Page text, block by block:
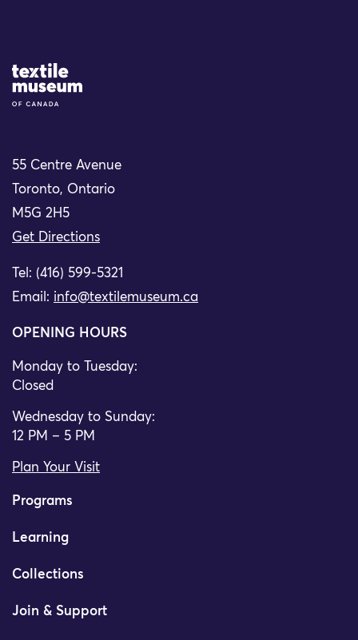
Site Logo
55 Centre Avenue
Toronto, Ontario
M5G 2H5
Get Directions
Tel: (416) 599-5321
Email: info@textilemuseum.ca
OPENING HOURS
Monday to Tuesday:
Closed
Wednesday to Sunday:
12 PM – 5 PM
Plan Your Visit
Programs
Learning
Collections
Join & Support